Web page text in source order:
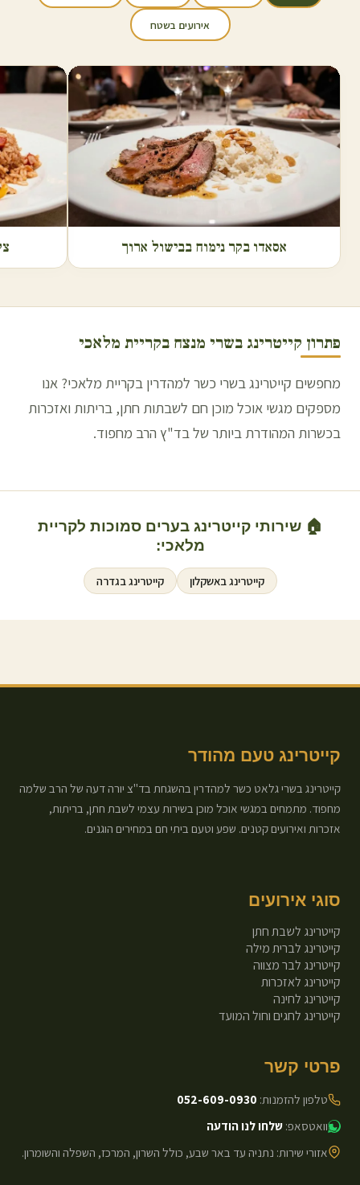
אירועים בשטח
אסאדו בקר נימוח בבישול ארוך
פתרון קייטרינג בשרי מנצח בקריית מלאכי
מחפשים קייטרינג בשרי כשר למהדרין בקריית מלאכי? אנו
מספקים מגשי אוכל מוכן חם לשבתות חתן, בריתות ואזכרות
בכשרות המהודרת ביותר של בד"ץ הרב מחפוד.
🏠 שירותי קייטרינג בערים סמוכות לקריית
מלאכי:
קייטרינג באשקלון קייטרינג בגדרה
קייטרינג טעם מהודר
קייטרינג בשרי גלאט כשר למהדרין בהשגחת בד"צ יורה דעה של הרב שלמה
מחפוד. מתמחים במגשי אוכל מוכן בשירות עצמי לשבת חתן, בריתות,
אזכרות ואירועים קטנים. שפע וטעם ביתי חם במחירים הוגנים.
סוגי אירועים
קייטרינג לשבת חתן
קייטרינג לברית מילה
קייטרינג לבר מצווה
קייטרינג לאזכרות
קייטרינג לחינה
קייטרינג לחגים וחול המועד
פרטי קשר
טלפון להזמנות: 052-609-0930
וואטסאפ: שלחו לנו הודעה
אזורי שירות: נתניה עד באר שבע, כולל השרון, המרכז, השפלה והשומרון.